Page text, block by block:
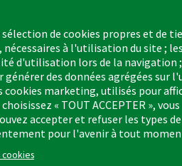
Company
61910
de cookies propres et de
nécessaires à l'utilisation du site ;
d'utilisation lors de la navigation ;
générer des données agrégées sur
marketing, utilisés pour
« TOUT ACCEPTER »,
accepter et refuser les types
pour l'avenir à tout
cookies